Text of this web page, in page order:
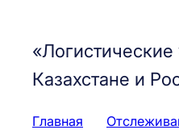
«Логистические
Казахстане и
Главная